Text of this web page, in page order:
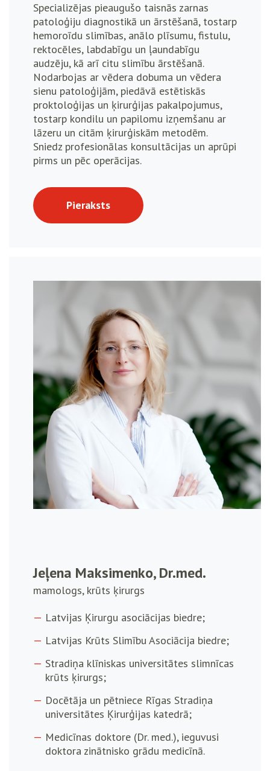
Specializējas pieaugušo taisnās zarnas
patoloģiju diagnostikā un ārstēšanā, tostarp
hemoroīdu slimības, anālo plīsumu, fistulu,
rektocēles, labdabīgu un ļaundabīgu
audzēju, kā arī citu slimību ārstēšanā.
Nodarbojas ar vēdera dobuma un vēdera
sienu patoloģijām, piedāvā estētiskās
proktoloģijas un ķirurģijas pakalpojumus,
tostarp kondilu un papilomu izņemšanu ar
lāzeru un citām ķirurģiskām metodēm.
Sniedz profesionālas konsultācijas un aprūpi
pirms un pēc operācijas.
Pieraksts
Jeļena Maksimenko, Dr.med.
mamologs, krūts ķirurgs
Latvijas Ķirurgu asociācijas biedre;
Latvijas Krūts Slimību Asociācija biedre;
Stradiņa klīniskas universitātes slimnīcas
krūts ķirurgs;
Docētāja un pētniece Rīgas Stradiņa
universitātes Ķirurģijas katedrā;
Medicīnas doktore (Dr. med.), ieguvusi
doktora zinātnisko grādu medicīnā.